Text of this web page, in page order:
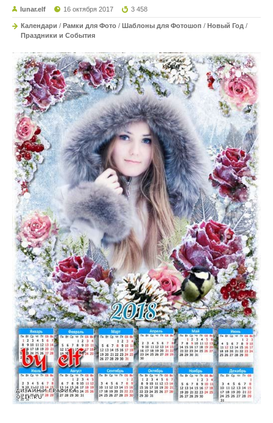
lunar.elf 16 октября 2017 3 458
Календари / Рамки для Фото / Шаблоны для Фотошоп / Новый Год /
Праздники и События